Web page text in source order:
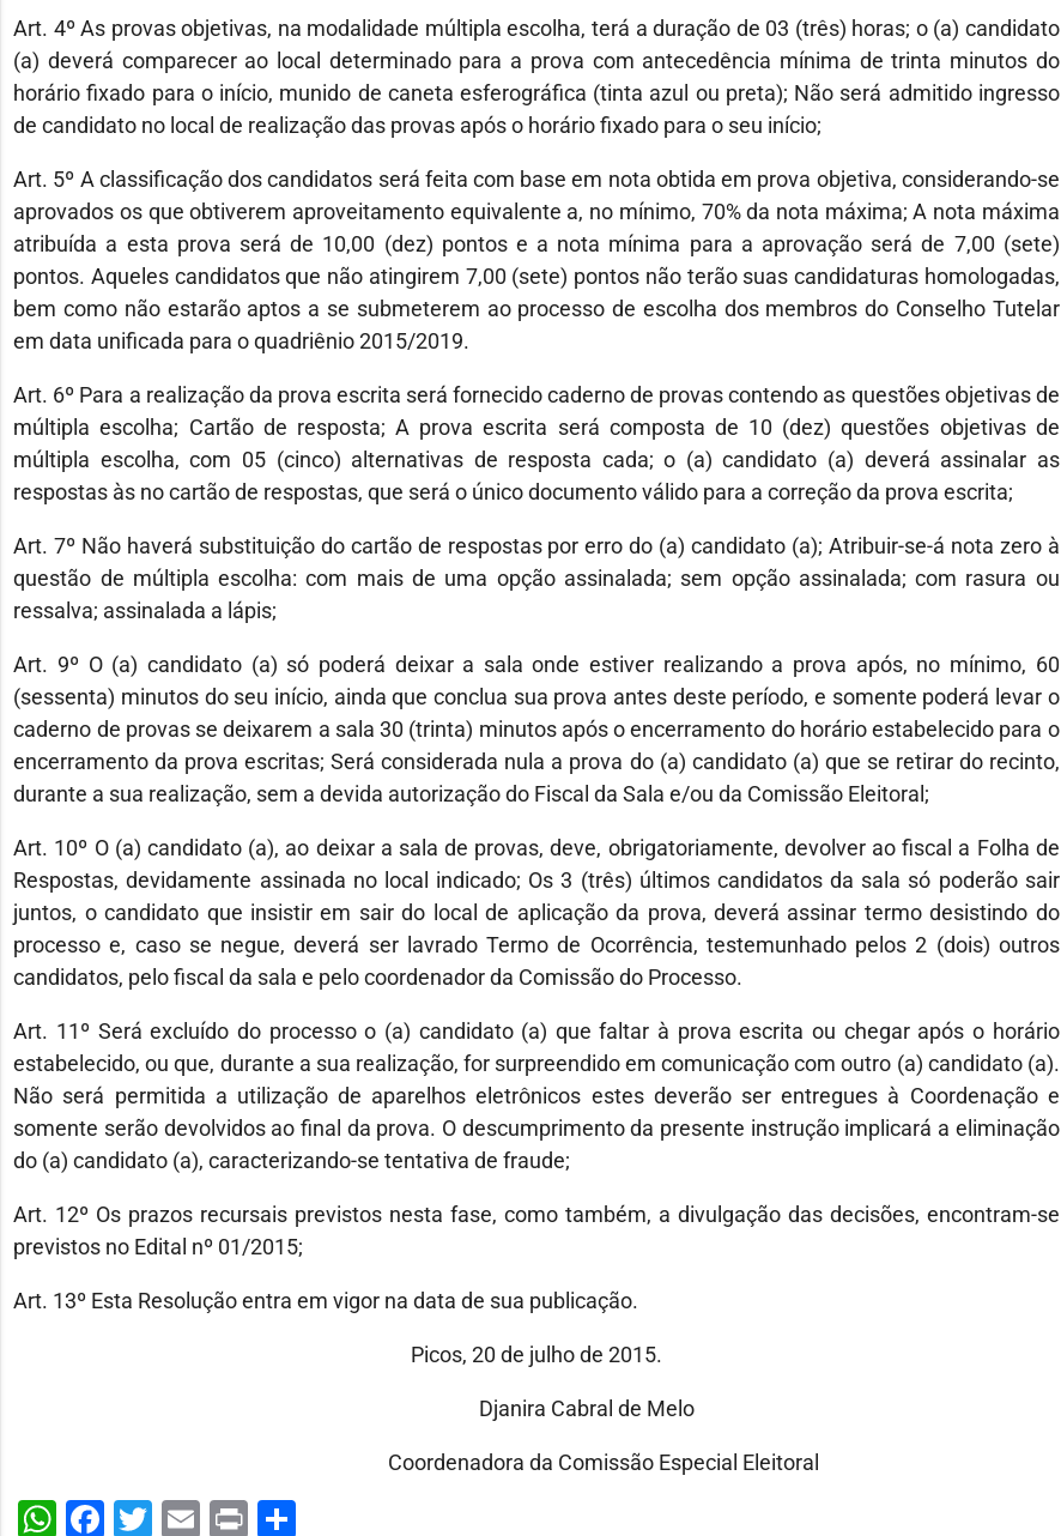
Art. 4º As provas objetivas, na modalidade múltipla escolha, terá a duração de 03 (três) horas; o (a) candidato
(a) deverá comparecer ao local determinado para a prova com antecedência mínima de trinta minutos do
horário fixado para o início, munido de caneta esferográfica (tinta azul ou preta); Não será admitido ingresso
de candidato no local de realização das provas após o horário fixado para o seu início;
Art. 5º A classificação dos candidatos será feita com base em nota obtida em prova objetiva, considerando-se
aprovados os que obtiverem aproveitamento equivalente a, no mínimo, 70% da nota máxima; A nota máxima
atribuída a esta prova será de 10,00 (dez) pontos e a nota mínima para a aprovação será de 7,00 (sete)
pontos. Aqueles candidatos que não atingirem 7,00 (sete) pontos não terão suas candidaturas homologadas,
bem como não estarão aptos a se submeterem ao processo de escolha dos membros do Conselho Tutelar
em data unificada para o quadriênio 2015/2019.
Art. 6º Para a realização da prova escrita será fornecido caderno de provas contendo as questões objetivas de
múltipla escolha; Cartão de resposta; A prova escrita será composta de 10 (dez) questões objetivas de
múltipla escolha, com 05 (cinco) alternativas de resposta cada; o (a) candidato (a) deverá assinalar as
respostas às no cartão de respostas, que será o único documento válido para a correção da prova escrita;
Art. 7º Não haverá substituição do cartão de respostas por erro do (a) candidato (a); Atribuir-se-á nota zero à
questão de múltipla escolha: com mais de uma opção assinalada; sem opção assinalada; com rasura ou
ressalva; assinalada a lápis;
Art. 9º O (a) candidato (a) só poderá deixar a sala onde estiver realizando a prova após, no mínimo, 60
(sessenta) minutos do seu início, ainda que conclua sua prova antes deste período, e somente poderá levar o
caderno de provas se deixarem a sala 30 (trinta) minutos após o encerramento do horário estabelecido para o
encerramento da prova escritas; Será considerada nula a prova do (a) candidato (a) que se retirar do recinto,
durante a sua realização, sem a devida autorização do Fiscal da Sala e/ou da Comissão Eleitoral;
Art. 10º O (a) candidato (a), ao deixar a sala de provas, deve, obrigatoriamente, devolver ao fiscal a Folha de
Respostas, devidamente assinada no local indicado; Os 3 (três) últimos candidatos da sala só poderão sair
juntos, o candidato que insistir em sair do local de aplicação da prova, deverá assinar termo desistindo do
processo e, caso se negue, deverá ser lavrado Termo de Ocorrência, testemunhado pelos 2 (dois) outros
candidatos, pelo fiscal da sala e pelo coordenador da Comissão do Processo.
Art. 11º Será excluído do processo o (a) candidato (a) que faltar à prova escrita ou chegar após o horário
estabelecido, ou que, durante a sua realização, for surpreendido em comunicação com outro (a) candidato (a).
Não será permitida a utilização de aparelhos eletrônicos estes deverão ser entregues à Coordenação e
somente serão devolvidos ao final da prova. O descumprimento da presente instrução implicará a eliminação
do (a) candidato (a), caracterizando-se tentativa de fraude;
Art. 12º Os prazos recursais previstos nesta fase, como também, a divulgação das decisões, encontram-se
previstos no Edital nº 01/2015;
Art. 13º Esta Resolução entra em vigor na data de sua publicação.
Picos, 20 de julho de 2015.
Djanira Cabral de Melo
Coordenadora da Comissão Especial Eleitoral
WhatsApp
Facebook
Twitter
Email
Print